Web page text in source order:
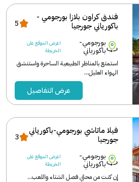
فندق كراون بلازا بورجومي -
باكورياني جورجيا
5
بورجومي-
باكورياني
اعرض الموقع على
الخريطة
استمتع بالمناظر الطبيعية الساحرة واستنشق
الهواء العليل...
عرض التفاصيل
فيلا ماتاشي بورجومي-باكورياني
جورجيا
3
بورجومي-
باكورياني
اعرض الموقع على
الخريطة
إن كنت من محبّي فصل الشتاء واللعب...